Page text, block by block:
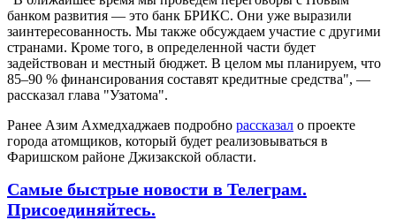
банком развития — это банк БРИКС. Они уже выразили
заинтересованность. Мы также обсуждаем участие с другими
странами. Кроме того, в определенной части будет
задействован и местный бюджет. В целом мы планируем, что
85–90 % финансирования составят кредитные средства", —
рассказал глава "Узатома".
Ранее Азим Ахмедхаджаев подробно рассказал о проекте
города атомщиков, который будет реализовываться в
Фаришском районе Джизакской области.
Самые быстрые новости в Телеграм.
Присоединяйтесь.